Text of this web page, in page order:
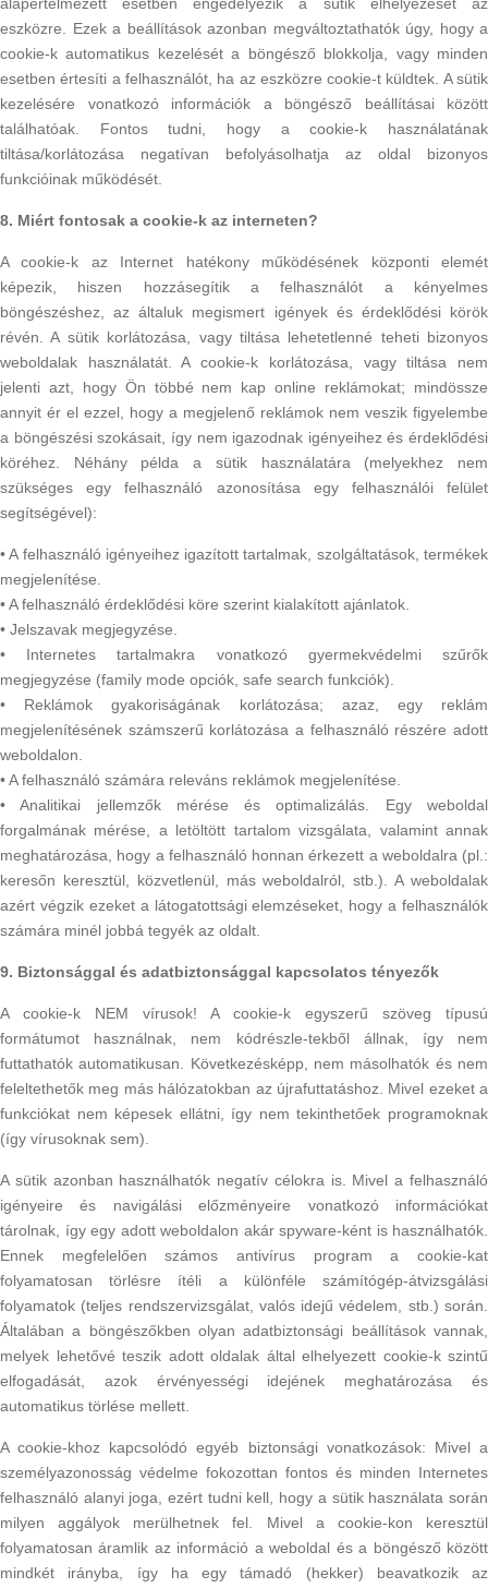
eszközre. Ezek a beállítások azonban megváltoztathatók úgy, hogy a
cookie-k automatikus kezelését a böngésző blokkolja, vagy minden
esetben értesíti a felhasználót, ha az eszközre cookie-t küldtek. A sütik
kezelésére vonatkozó információk a böngésző beállításai között
találhatóak. Fontos tudni, hogy a cookie-k használatának
tiltása/korlátozása negatívan befolyásolhatja az oldal bizonyos
funkcióinak működését.
8. Miért fontosak a cookie-k az interneten?
A cookie-k az Internet hatékony működésének központi elemét
képezik, hiszen hozzásegítik a felhasználót a kényelmes
böngészéshez, az általuk megismert igények és érdeklődési körök
révén. A sütik korlátozása, vagy tiltása lehetetlenné teheti bizonyos
weboldalak használatát. A cookie-k korlátozása, vagy tiltása nem
jelenti azt, hogy Ön többé nem kap online reklámokat; mindössze
annyit ér el ezzel, hogy a megjelenő reklámok nem veszik figyelembe
a böngészési szokásait, így nem igazodnak igényeihez és érdeklődési
köréhez. Néhány példa a sütik használatára (melyekhez nem
szükséges egy felhasználó azonosítása egy felhasználói felület
segítségével):
• A felhasználó igényeihez igazított tartalmak, szolgáltatások, termékek
megjelenítése.
• A felhasználó érdeklődési köre szerint kialakított ajánlatok.
• Jelszavak megjegyzése.
• Internetes tartalmakra vonatkozó gyermekvédelmi szűrők
megjegyzése (family mode opciók, safe search funkciók).
• Reklámok gyakoriságának korlátozása; azaz, egy reklám
megjelenítésének számszerű korlátozása a felhasználó részére adott
weboldalon.
• A felhasználó számára releváns reklámok megjelenítése.
• Analitikai jellemzők mérése és optimalizálás. Egy weboldal
forgalmának mérése, a letöltött tartalom vizsgálata, valamint annak
meghatározása, hogy a felhasználó honnan érkezett a weboldalra (pl.:
keresőn keresztül, közvetlenül, más weboldalról, stb.). A weboldalak
azért végzik ezeket a látogatottsági elemzéseket, hogy a felhasználók
számára minél jobbá tegyék az oldalt.
9. Biztonsággal és adatbiztonsággal kapcsolatos tényezők
A cookie-k NEM vírusok! A cookie-k egyszerű szöveg típusú
formátumot használnak, nem kódrészle-tekből állnak, így nem
futtathatók automatikusan. Következésképp, nem másolhatók és nem
feleltethetők meg más hálózatokban az újrafuttatáshoz. Mivel ezeket a
funkciókat nem képesek ellátni, így nem tekinthetőek programoknak
(így vírusoknak sem).
A sütik azonban használhatók negatív célokra is. Mivel a felhasználó
igényeire és navigálási előzményeire vonatkozó információkat
tárolnak, így egy adott weboldalon akár spyware-ként is használhatók.
Ennek megfelelően számos antivírus program a cookie-kat
folyamatosan törlésre ítéli a különféle számítógép-átvizsgálási
folyamatok (teljes rendszervizsgálat, valós idejű védelem, stb.) során.
Általában a böngészőkben olyan adatbiztonsági beállítások vannak,
melyek lehetővé teszik adott oldalak által elhelyezett cookie-k szintű
elfogadását, azok érvényességi idejének meghatározása és
automatikus törlése mellett.
A cookie-khoz kapcsolódó egyéb biztonsági vonatkozások: Mivel a
személyazonosság védelme fokozottan fontos és minden Internetes
felhasználó alanyi joga, ezért tudni kell, hogy a sütik használata során
milyen aggályok merülhetnek fel. Mivel a cookie-kon keresztül
folyamatosan áramlik az információ a weboldal és a böngésző között
mindkét irányba, így ha egy támadó (hekker) beavatkozik az